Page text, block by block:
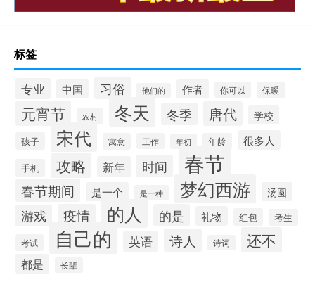
标签
专业 中国 习俗 他们的 作者 你可以 保暖
元宵节 农村 冬天 冬季 唐代 学校
孩子 宋代 寓意 工作 年初 年龄 很多人
手机 攻略 新年 时间 春节
春节期间 是一个 是一种 梦幻西游 汤圆
游戏 疫情 的人 的是 礼物 红包
考生
考试
自己的 英语 诗人 诗词 还不
都是 长辈